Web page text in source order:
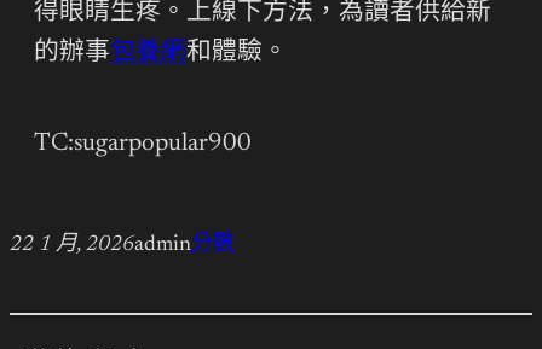
得眼睛生疼。上線下方法，為讀者供給新
的辦事包養網和體驗。
TC:sugarpopular900
22 1 月, 2026admin分數